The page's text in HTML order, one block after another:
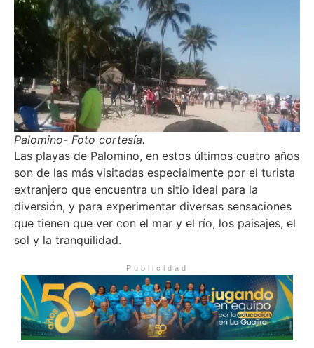
Palomino- Foto cortesía.
Las playas de Palomino, en estos últimos cuatro años
son de las más visitadas especialmente por el turista
extranjero que encuentra un sitio ideal para la
diversión, y para experimentar diversas sensaciones
que tienen que ver con el mar y el río, los paisajes, el
sol y la tranquilidad.
Publicidad